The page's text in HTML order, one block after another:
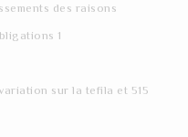
des raisons
1
sur la tefila et 515